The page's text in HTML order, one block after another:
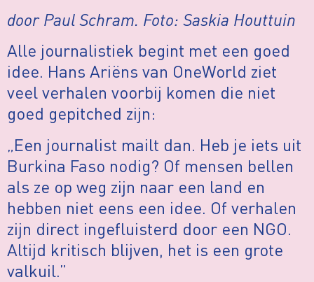
door Paul Schram. Foto: Saskia Houttuin
Alle journalistiek begint met een goed
idee. Hans Ariëns van OneWorld ziet
veel verhalen voorbij komen die niet
goed gepitched zijn:
„Een journalist mailt dan. Heb je iets uit
Burkina Faso nodig? Of mensen bellen
als ze op weg zijn naar een land en
hebben niet eens een idee. Of verhalen
zijn direct ingefluisterd door een NGO.
Altijd kritisch blijven, het is een grote
valkuil.”